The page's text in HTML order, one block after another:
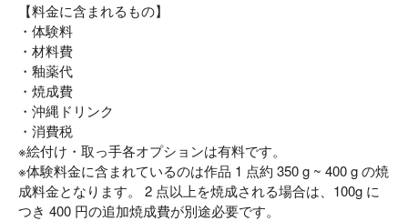
【料金に含まれるもの】
・体験料
・材料費
・釉薬代
・焼成費
・沖縄ドリンク
・消費税
※絵付け・取っ手各オプションは有料です。
※体験料金に含まれているのは作品 1 点約 350 g ~ 400 g の焼
成料金となります。 2 点以上を焼成される場合は、100g に
つき 400 円の追加焼成費が別途必要です。